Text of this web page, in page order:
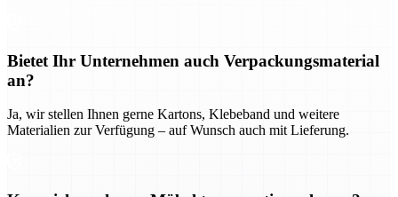
Bietet Ihr Unternehmen auch Verpackungsmaterial
an?
Ja, wir stellen Ihnen gerne Kartons, Klebeband und weitere
Materialien zur Verfügung – auf Wunsch auch mit Lieferung.